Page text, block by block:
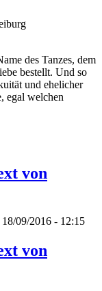
des Tanzes, dem
bestellt. Und so
und ehelicher
egal welchen
von
09/2016 - 12:15
von